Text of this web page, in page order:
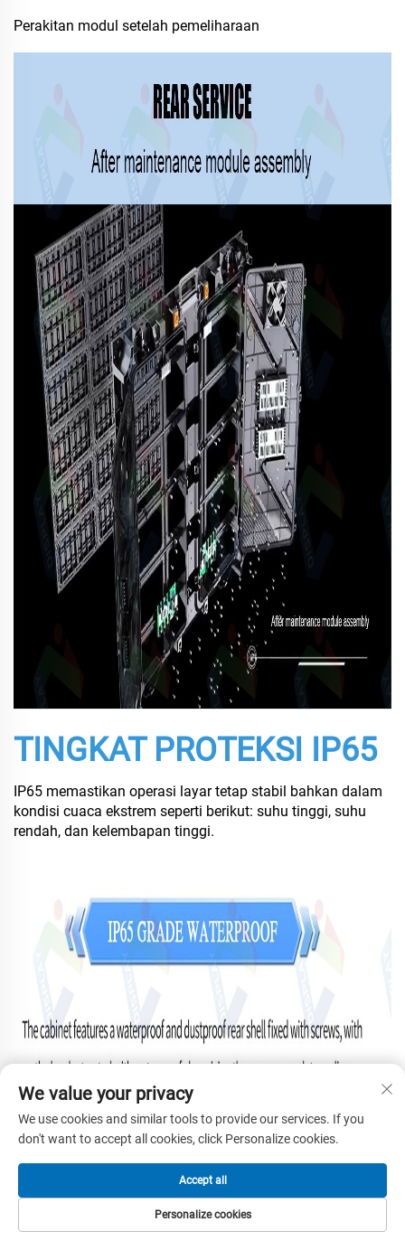
Perakitan modul setelah pemeliharaan
TINGKAT PROTEKSI IP65
IP65 memastikan operasi layar tetap stabil bahkan dalam
kondisi cuaca ekstrem seperti berikut: suhu tinggi, suhu
rendah, dan kelembapan tinggi.
We value your privacy
We use cookies and similar tools to provide our services. If you
don't want to accept all cookies, click Personalize cookies.
Personalize cookies
Accept all